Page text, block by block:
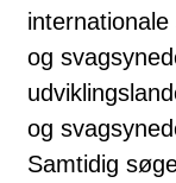
og
og
Samtidig